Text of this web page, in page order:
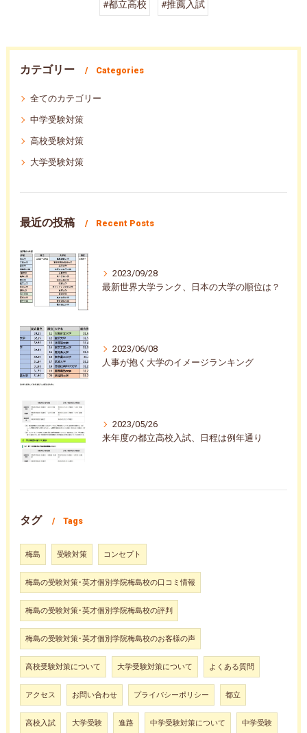
#都立高校 #推薦入試
カテゴリー Categories
全てのカテゴリー
中学受験対策
高校受験対策
大学受験対策
最近の投稿 Recent Posts
2023/09/28
最新世界大学ランク、日本の大学の順位は？
2023/06/08
人事が抱く大学のイメージランキング
2023/05/26
来年度の都立高校入試、日程は例年通り
タグ Tags
梅島 受験対策 コンセプト
梅島の受験対策･英才個別学院梅島校の口コミ情報
梅島の受験対策･英才個別学院梅島校の評判
梅島の受験対策･英才個別学院梅島校のお客様の声
高校受験対策について 大学受験対策について よくある質問
アクセス お問い合わせ プライバシーポリシー 都立
高校入試 大学受験 進路 中学受験対策について 中学受験